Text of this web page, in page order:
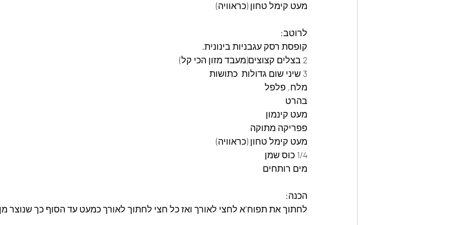
מעט קימל טחון (כראוויה)
לרוטב:
קופסת רסק עגבניות בינונית.
2 בצלים קצוצים(מעבד מזון הכי קל)
3 שיני שום גדולות  כתושות
מלח, פלפל
בהרט
מעט קינמון
פפריקה מתוקה
מעט קימל טחון (כראוויה)
1/4 כוס שמן
מים רותחים
הכנה:
לחתוך את תפוח"א לחצי לאורך ואז כל חצי לחתוך לאורך כמעט עד הסוף כך שנוצר